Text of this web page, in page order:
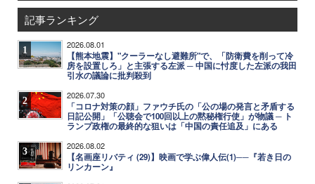
記事ランキング
1 2026.08.01
【熊本地震】"クーラーなし避難所"で、「防衛費を削って冷
房を設置しろ」と主張する左派 ─ 中国に忖度した左派の我田
引水の議論に批判殺到
2 2026.07.30
「コロナ対策の顔」ファウチ氏の「公の場の発言と矛盾する
日記公開」「公聴会で100回以上の黙秘権行使」が物議 ─ ト
ランプ政権の最終的な狙いは「中国の責任追及」にある
3 2026.08.02
【名画座リバティ (29)】映画で学ぶ偉人伝(1)──『若き日の
リンカーン』